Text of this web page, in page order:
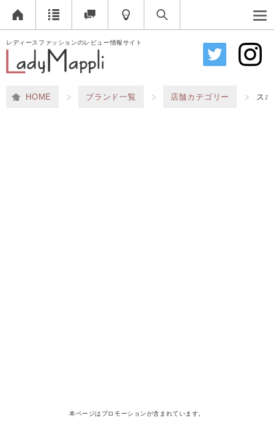
レディースファッションのレビュー情報サイト
HOME ブランド一覧 店舗カテゴリー ス
本ページはプロモーションが含まれています。